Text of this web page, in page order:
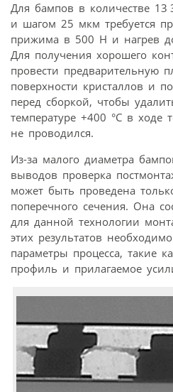
Для бампов в количестве
и шагом 25 мкм требуется
прижима в 500 Н и нагрев
Для получения хорошего
провести предварительную
поверхности кристаллов и
перед сборкой, чтобы
температуре +400 °С в ходе
не проводился.
Из-за малого диаметра
выводов проверка
может быть проведена
поперечного сечения. Она
для данной технологии
этих результатов
параметры процесса, такие
профиль и прилагаемое